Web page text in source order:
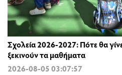
Σχολεία 2026-2027: Πότε θα
ξεκινούν τα μαθήματα
2026-08-05 03:07:57